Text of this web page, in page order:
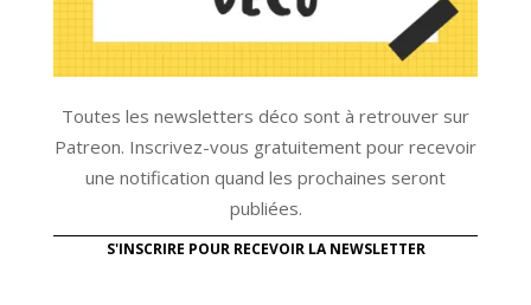
Toutes les newsletters déco sont à retrouver sur
Patreon. Inscrivez-vous gratuitement pour recevoir
une notification quand les prochaines seront
publiées.
S'INSCRIRE POUR RECEVOIR LA NEWSLETTER